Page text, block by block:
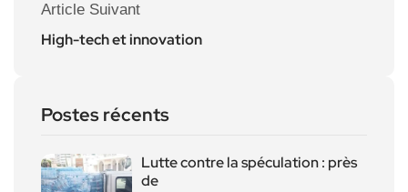
Article Suivant
High-tech et innovation
Postes récents
Lutte contre la spéculation : près
de